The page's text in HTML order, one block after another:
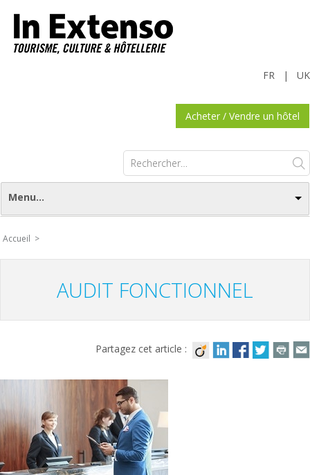
UK
|
FR
Acheter / Vendre un hôtel
Rechercher :
Menu...
Accueil >
AUDIT FONCTIONNEL
Partagez cet article :